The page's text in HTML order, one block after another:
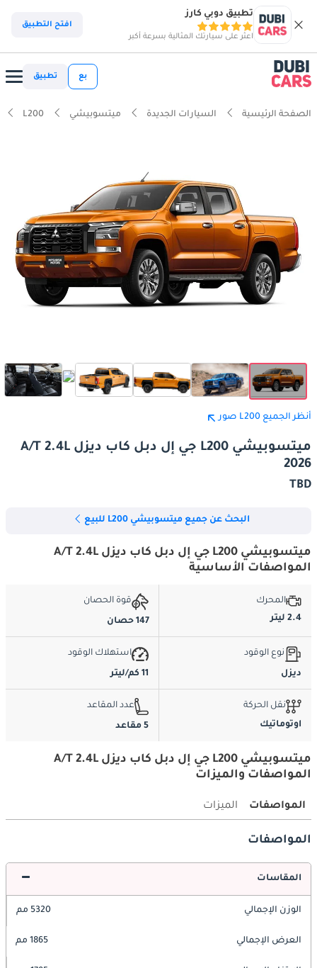
تطبيق دوبي كارز
اعثر على سيارتك المثالية بسرعة أكبر
افتح التطبيق
بع تطبيق
الصفحة الرئيسية السيارات الجديدة ميتسوبيشي L200
أنظر الجميع L200 صور
ميتسوبيشي L200 جي إل دبل كاب ديزل A/T 2.4L
2026
TBD
البحث عن جميع ميتسوبيشي L200 للبيع
ميتسوبيشي L200 جي إل دبل كاب ديزل A/T 2.4L
المواصفات الأساسية
المحرك
2.4 ليتر
قوة الحصان
147 حصان
نوع الوقود
ديزل
استهلاك الوقود
11 كم/ليتر
نقل الحركة
اوتوماتيك
عدد المقاعد
5 مقاعد
ميتسوبيشي L200 جي إل دبل كاب ديزل A/T 2.4L
المواصفات والميزات
المواصفات الميزات
المواصفات
المقاسات
الوزن الإجمالي 5320 مم
العرض الإجمالي 1865 مم